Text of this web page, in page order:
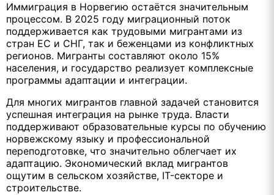
Иммиграция в Норвегию остаётся значительным
процессом. В 2025 году миграционный поток
поддерживается как трудовыми мигрантами из
стран ЕС и СНГ, так и беженцами из конфликтных
регионов. Мигранты составляют около 15%
населения, и государство реализует комплексные
программы адаптации и интеграции.
Для многих мигрантов главной задачей становится
успешная интеграция на рынке труда. Власти
поддерживают образовательные курсы по обучению
норвежскому языку и профессиональной
переподготовке, что значительно облегчает их
адаптацию. Экономический вклад мигрантов
ощутим в сельском хозяйстве, IT-секторе и
строительстве.